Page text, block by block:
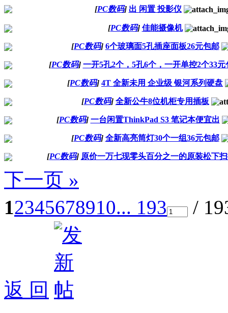
[PC数码] 出 闲置 投影仪
[PC数码] 佳能摄像机
[PC数码] 6个玻璃面5孔插座面板26元包邮
[PC数码] 一开5孔2个，5孔6个，一开单控2个33元
[PC数码] 4T 全新未用 企业级 银河系列硬盘
[PC数码] 全新公牛8位机柜专用插板
[PC数码] 一台闲置ThinkPad S3 笔记本便宜出
[PC数码] 全新高亮筒灯30个一组36元包邮
[PC数码] 原价一万七现零头百分之一的原装松下
下一页 »
12345678910... 193 /
返 回